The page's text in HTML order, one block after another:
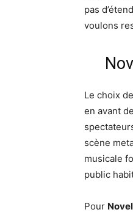
pas
voulons
Le choix
en avant
scène
musicale
public
Pour